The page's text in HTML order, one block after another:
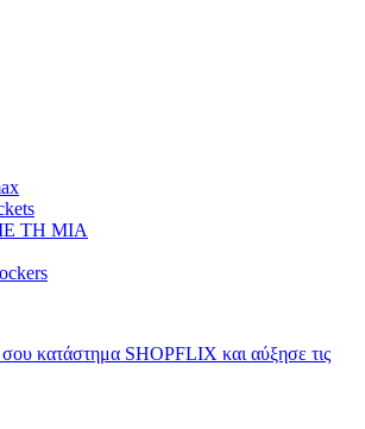
ΤΗ ΜΙΑ
σου κατάστημα SHOPFLIX και αύξησε τις